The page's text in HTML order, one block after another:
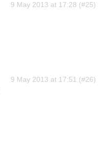
9 May 2013 at 17:28
9 May 2013 at 17:51